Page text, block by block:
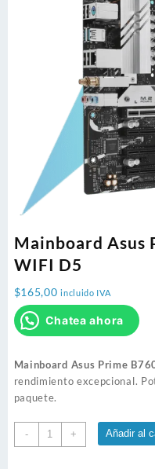
Mainboard Asus
WIFI D5
$165,00 incluido IVA
Chatea ahora
Mainboard Asus Prime
rendimiento excepcional.
paquete.
-
Mainboard
Asus
+ Añadir al